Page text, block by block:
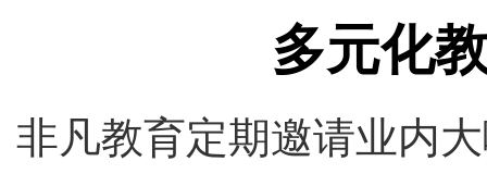
多元化
非凡教育定期邀请业内